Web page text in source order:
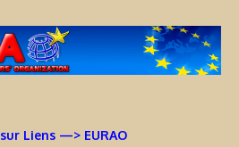
Liens —> EURAO